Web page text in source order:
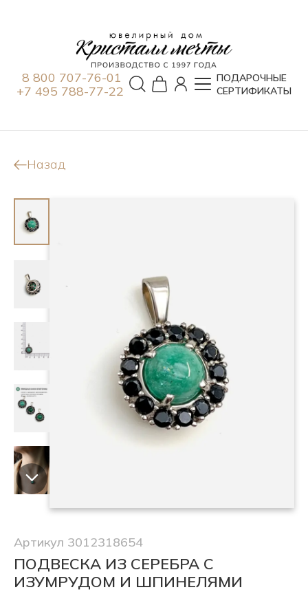
8 800 707-76-01
+7 495 788-77-22
ПОДАРОЧНЫЕ
СЕРТИФИКАТЫ
Назад
Артикул 3012318654
ПОДВЕСКА ИЗ СЕРЕБРА С
ИЗУМРУДОМ И ШПИНЕЛЯМИ